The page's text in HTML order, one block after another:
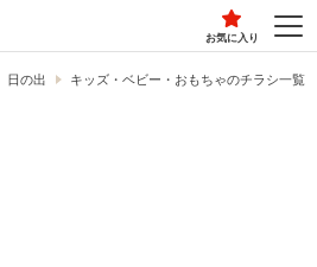
お気に入り
日の出 キッズ・ベビー・おもちゃのチラシ一覧